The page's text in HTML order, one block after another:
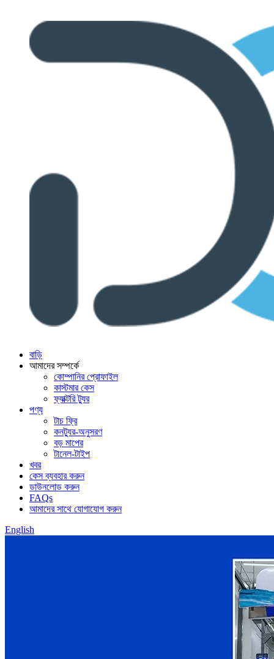
বাড়ি
আমাদের সম্পর্কে
কোম্পানির প্রোফাইল
কাস্টমার কেস
ফ্যাক্টরি ট্যুর
পণ্য
টাচ ফ্রি
কনট্যুর-অনুসরণ
বড় মাপের
টানেল-টাইপ
খবর
কেস ব্যবহার করুন
ডাউনলোড করুন
FAQs
আমাদের সাথে যোগাযোগ করুন
English